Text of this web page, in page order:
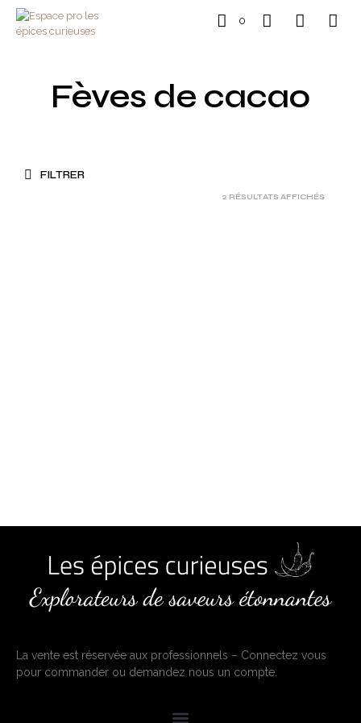
0
Fèves de cacao
FILTRER
2 RÉSULTATS AFFICHÉS
La vente est réservée aux professionnels – Connectez vous
pour commander ou demandez nous un compte.